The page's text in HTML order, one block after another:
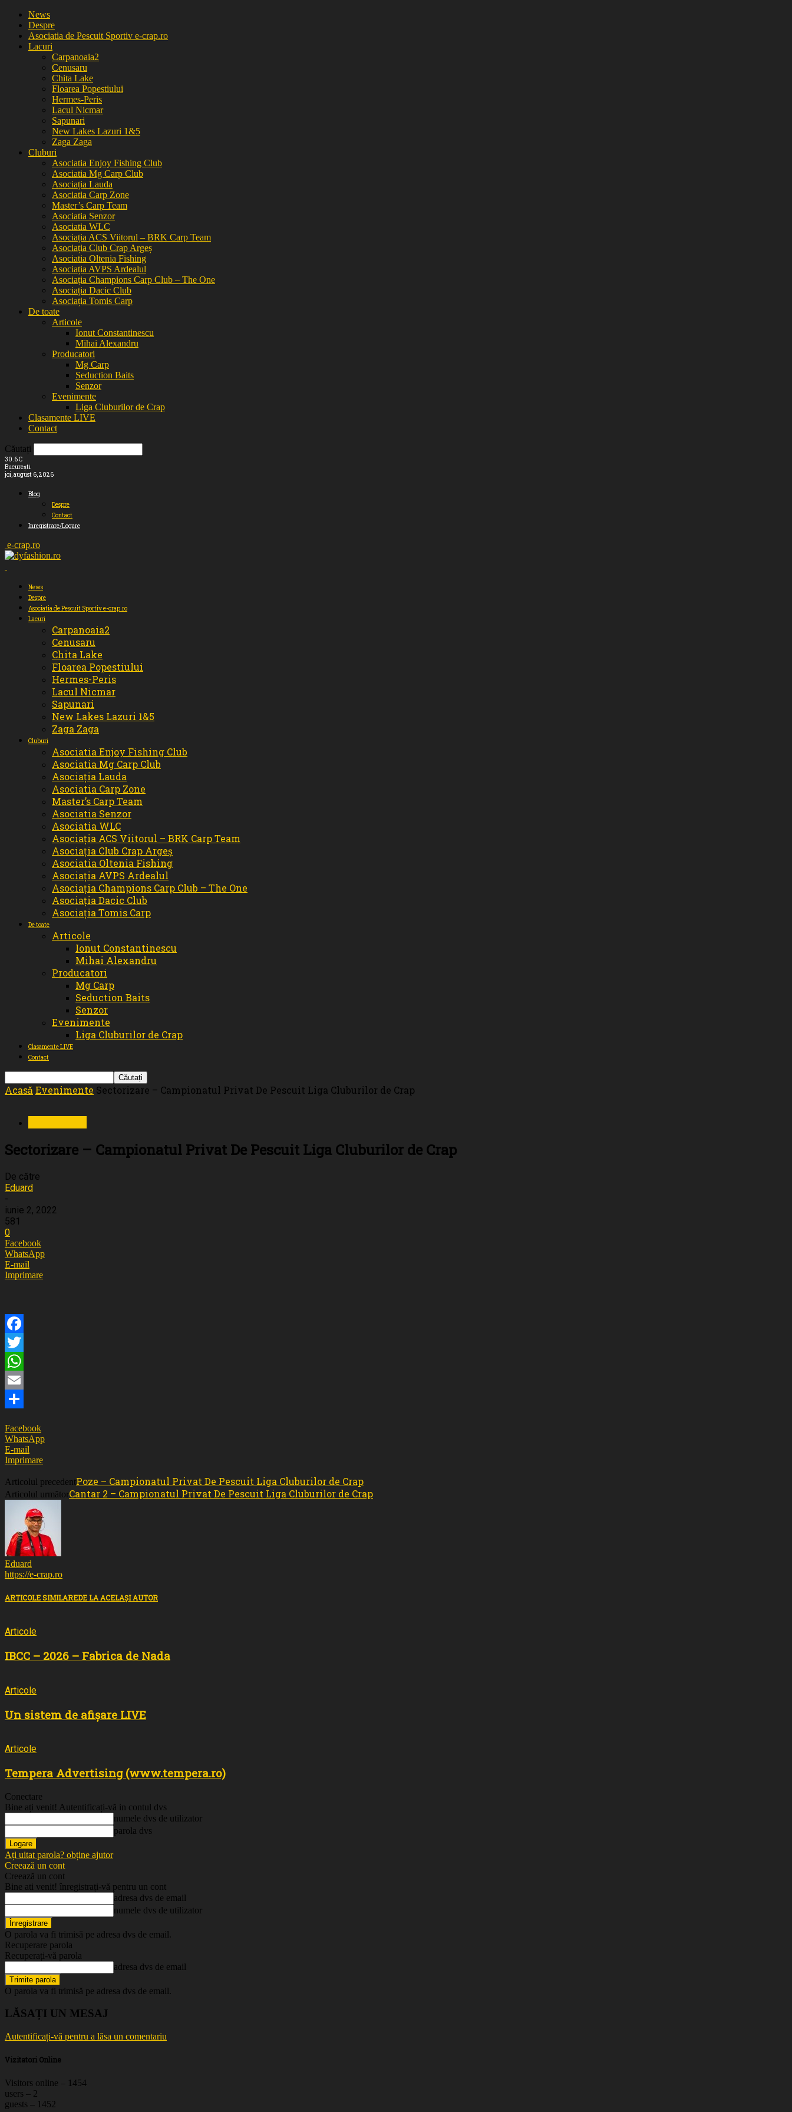
News
Despre
Asociatia de Pescuit Sportiv e-crap.ro
Lacuri
Carpanoaia2
Cenusaru
Chita Lake
Floarea Popestiului
Hermes-Peris
Lacul Nicmar
Sapunari
New Lakes Lazuri 1&5
Zaga Zaga
Cluburi
Asociatia Enjoy Fishing Club
Asociatia Mg Carp Club
Asociația Lauda
Asociatia Carp Zone
Master’s Carp Team
Asociatia Senzor
Asociatia WLC
Asociația ACS Viitorul – BRK Carp Team
Asociația Club Crap Argeș
Asociatia Oltenia Fishing
Asociația AVPS Ardealul
Asociația Champions Carp Club – The One
Asociația Dacic Club
Asociația Tomis Carp
De toate
Articole
Ionut Constantinescu
Mihai Alexandru
Producatori
Mg Carp
Seduction Baits
Senzor
Evenimente
Liga Cluburilor de Crap
Clasamente LIVE
Contact
Căutați
30.6C
București
joi, august 6, 2026
Blog
Despre
Contact
Inregistrare/Logare
e-crap.ro
News
Despre
Asociatia de Pescuit Sportiv e-crap.ro
Lacuri
Carpanoaia2
Cenusaru
Chita Lake
Floarea Popestiului
Hermes-Peris
Lacul Nicmar
Sapunari
New Lakes Lazuri 1&5
Zaga Zaga
Cluburi
Asociatia Enjoy Fishing Club
Asociatia Mg Carp Club
Asociația Lauda
Asociatia Carp Zone
Master’s Carp Team
Asociatia Senzor
Asociatia WLC
Asociația ACS Viitorul – BRK Carp Team
Asociația Club Crap Argeș
Asociatia Oltenia Fishing
Asociația AVPS Ardealul
Asociația Champions Carp Club – The One
Asociația Dacic Club
Asociația Tomis Carp
De toate
Articole
Ionut Constantinescu
Mihai Alexandru
Producatori
Mg Carp
Seduction Baits
Senzor
Evenimente
Liga Cluburilor de Crap
Clasamente LIVE
Contact
Acasă Evenimente Sectorizare – Campionatul Privat De Pescuit Liga Cluburilor de Crap
Sectorizare – Campionatul Privat De Pescuit Liga Cluburilor de Crap
De către
Eduard
-
iunie 2, 2022
581
0
Facebook
WhatsApp
E-mail
Imprimare
Facebook
Twitter
WhatsApp
Email
Facebook
WhatsApp
E-mail
Imprimare
Articolul precedentPoze – Campionatul Privat De Pescuit Liga Cluburilor de Crap
Articolul următorCantar 2 – Campionatul Privat De Pescuit Liga Cluburilor de Crap
Eduard
https://e-crap.ro
ARTICOLE SIMILAREDE LA ACELAȘI AUTOR
Articole
IBCC – 2026 – Fabrica de Nada
Articole
Un sistem de afișare LIVE
Articole
Tempera Advertising (www.tempera.ro)
Conectare
Bine ați venit! Autentificați-vă in contul dvs
numele dvs de utilizator
parola dvs
Ați uitat parola? obține ajutor
Creează un cont
Creează un cont
Bine ati venit! înregistrați-vă pentru un cont
adresa dvs de email
numele dvs de utilizator
O parola va fi trimisă pe adresa dvs de email.
Recuperare parola
Recuperați-vă parola
adresa dvs de email
O parola va fi trimisă pe adresa dvs de email.
LĂSAȚI UN MESAJ
Autentificați-vă pentru a lăsa un comentariu
Vizitatori Online
Visitors online – 1454
users – 2
guests – 1452